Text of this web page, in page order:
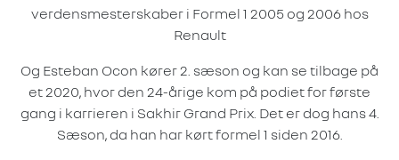
verdensmesterskaber i Formel 1 2005 og 2006 hos
Renault
Og Esteban Ocon kører 2. sæson og kan se tilbage på
et 2020, hvor den 24-årige kom på podiet for første
gang i karrieren i Sakhir Grand Prix. Det er dog hans 4.
Sæson, da han har kørt formel 1 siden 2016.